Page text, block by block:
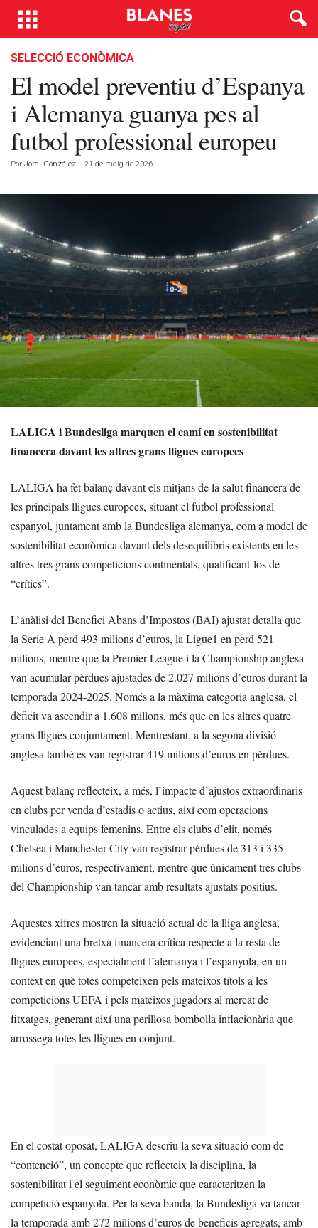
SELECCIÓ ECONÒMICA
El model preventiu d’Espanya
i Alemanya guanya pes al
futbol professional europeu
Por Jordi González - 21 de maig de 2026
LALIGA i Bundesliga marquen el camí en sostenibilitat
financera davant les altres grans lligues europees
LALIGA ha fet balanç davant els mitjans de la salut financera de
les principals lligues europees, situant el futbol professional
espanyol, juntament amb la Bundesliga alemanya, com a model de
sostenibilitat econòmica davant dels desequilibris existents en les
altres tres grans competicions continentals, qualificant-los de
“crítics”.
L’anàlisi del Benefici Abans d’Impostos (BAI) ajustat detalla que
la Serie A perd 493 milions d’euros, la Ligue1 en perd 521
milions, mentre que la Premier League i la Championship anglesa
van acumular pèrdues ajustades de 2.027 milions d’euros durant la
temporada 2024-2025. Només a la màxima categoria anglesa, el
dèficit va ascendir a 1.608 milions, més que en les altres quatre
grans lligues conjuntament. Mentrestant, a la segona divisió
anglesa també es van registrar 419 milions d’euros en pèrdues.
Aquest balanç reflecteix, a més, l’impacte d’ajustos extraordinaris
en clubs per venda d’estadis o actius, així com operacions
vinculades a equips femenins. Entre els clubs d’elit, només
Chelsea i Manchester City van registrar pèrdues de 313 i 335
milions d’euros, respectivament, mentre que únicament tres clubs
del Championship van tancar amb resultats ajustats positius.
Aquestes xifres mostren la situació actual de la lliga anglesa,
evidenciant una bretxa financera crítica respecte a la resta de
lligues europees, especialment l’alemanya i l’espanyola, en un
context en què totes competeixen pels mateixos títols a les
competicions UEFA i pels mateixos jugadors al mercat de
fitxatges, generant així una perillosa bombolla inflacionària que
arrossega totes les lligues en conjunt.
En el costat oposat, LALIGA descriu la seva situació com de
“contenció”, un concepte que reflecteix la disciplina, la
sostenibilitat i el seguiment econòmic que caracteritzen la
competició espanyola. Per la seva banda, la Bundesliga va tancar
la temporada amb 272 milions d’euros de beneficis agregats, amb